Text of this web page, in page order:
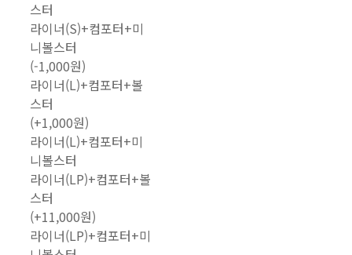
스터
라이너(S)+컴포터+미
니볼스터
(-1,000원)
라이너(L)+컴포터+볼
스터
(+1,000원)
라이너(L)+컴포터+미
니볼스터
라이너(LP)+컴포터+볼
스터
(+11,000원)
라이너(LP)+컴포터+미